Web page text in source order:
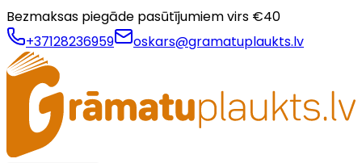
Bezmaksas piegāde pasūtījumiem virs €40
+37128236959
oskars@gramatuplaukts.lv